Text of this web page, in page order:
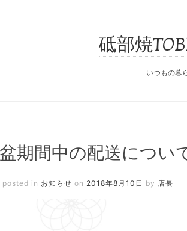
砥部焼
いつもの暮
期間中の配送につい
posted in お知らせ on 2018年8月10日 by 店長